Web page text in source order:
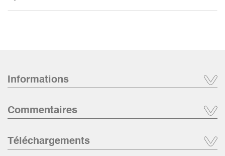
Informations
Commentaires
Téléchargements